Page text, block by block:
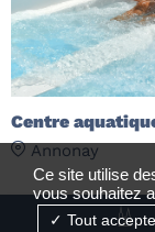
Centre
Annonay
Ce site utilise
vous souhaitez
Tout